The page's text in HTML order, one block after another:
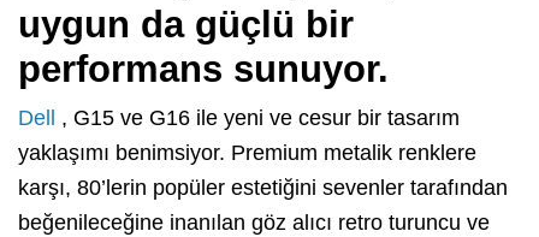
uygun da güçlü bir
performans sunuyor.
Dell , G15 ve G16 ile yeni ve cesur bir tasarım
yaklaşımı benimsiyor. Premium metalik renklere
karşı, 80’lerin popüler estetiğini sevenler tarafından
beğenileceğine inanılan göz alıcı retro turuncu ve